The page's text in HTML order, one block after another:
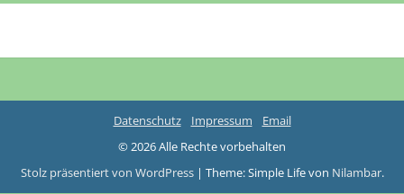
Datenschutz Impressum
Email
© 2026 Alle Rechte vorbehalten
Stolz präsentiert von WordPress | Theme: Simple Life von Nilambar.